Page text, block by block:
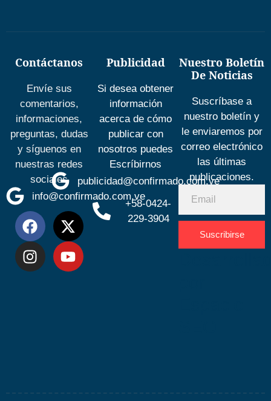
Contáctanos
Envíe sus
comentarios,
informaciones,
preguntas, dudas
y síguenos en
nuestras redes
sociales
info@confirmado.com.ve
Publicidad
Si desea obtener
información
acerca de cómo
publicar con
nosotros puedes
Escríbirnos
publicidad@confirmado.com.ve
+58-0424-
229-3904
Nuestro Boletín
De Noticias
Suscríbase a
nuestro boletín y
le enviaremos por
correo electrónico
las últimas
publicaciones.
Suscribirse